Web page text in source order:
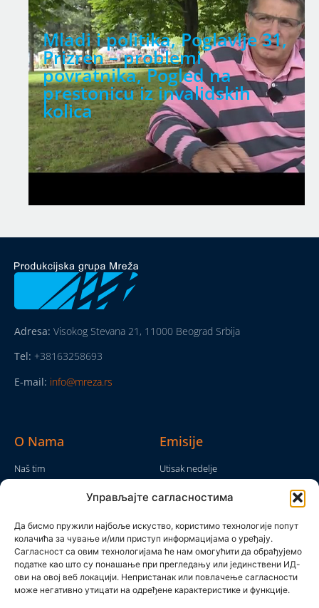
Управљајте сагласностима
Да бисмо пружили најбоље искуство, користимо технологије попут
колачића за чување и/или приступ информацијама о уређају.
Сагласност са овим технологијама ће нам омогућити да обрађујемо
податке као што су понашање при прегледању или јединствени ИД-
ови на овој веб локацији. Непристанак или повлачење сагласности
може негативно утицати на одређене карактеристике и функције.
Poglavlje 31,
na
invalidskih
službi
Adresa: Visokog Stevana 21, 11000 Beograd Srbija
Tel: +38163258693
E-mail: info@mreza.rs
O Nama
Naš tim
Politika privatnosti
Kontakt
Emisije
Utisak nedelje
Moram da kažem
Brojke i bajke
Ostale emisije
Pronađite nas